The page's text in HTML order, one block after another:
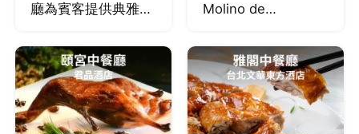
廳為賓客提供典雅、
境，堅持選用最新鮮
的食材，頂尖廚藝團
隊在開放式廚房細心
炮製義式佳餚，帶領
Molino de
米其林二星）融合西
班牙的熱情多元與法
式料理的細膩靈魂，
嚴選在地當季食材，